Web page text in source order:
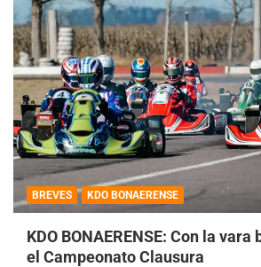
BREVES KDO BONAERENSE
KDO BONAERENSE: Con la
el Campeonato Clausura